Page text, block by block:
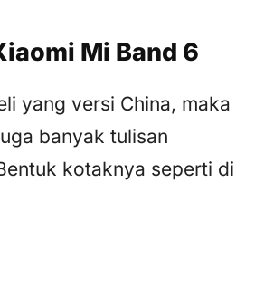
Mi Band 6
yang versi China, maka
banyak tulisan
kotaknya seperti di